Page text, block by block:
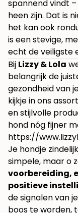
spannend vindt
heen zijn. Dat is
het kan ook
is een stevige,
echt de veiligste
Bij Lizzy & Lola
belangrijk de
gezondheid van
kijkje in ons
en stijlvolle
hond nóg fijner
https://
Je hondje
simpele, maar o
voorbereiding,
positieve
de signalen van
boos te worden,